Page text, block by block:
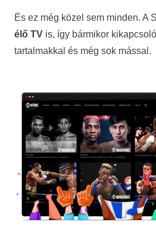
És ez még közel sem minden. A
élő TVis, így bármikor
tartalmakkal és még sok mással.